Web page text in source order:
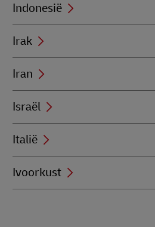
Indonesië
Irak
Iran
Israël
Italië
Ivoorkust